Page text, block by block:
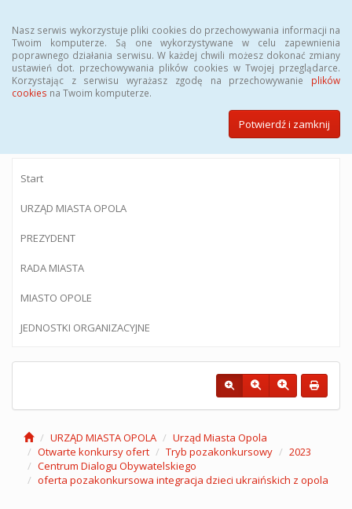
Nasz serwis wykorzystuje pliki cookies do przechowywania informacji na
Twoim komputerze. Są one wykorzystywane w celu zapewnienia
poprawnego działania serwisu. W każdej chwili możesz dokonać zmiany
ustawień dot. przechowywania plików cookies w Twojej przeglądarce.
Korzystając z serwisu wyrażasz zgodę na przechowywanie plików
cookies na Twoim komputerze.
Potwierdź i zamknij
BIULETYN INFORMACJI PUBLICZNEJ
Urzędu Miasta Opola
Start
URZĄD MIASTA OPOLA
PREZYDENT
RADA MIASTA
MIASTO OPOLE
JEDNOSTKI ORGANIZACYJNE
URZĄD MIASTA OPOLA
Urząd Miasta Opola
Otwarte konkursy ofert
Tryb pozakonkursowy
2023
Centrum Dialogu Obywatelskiego
oferta pozakonkursowa integracja dzieci ukraińskich z opola